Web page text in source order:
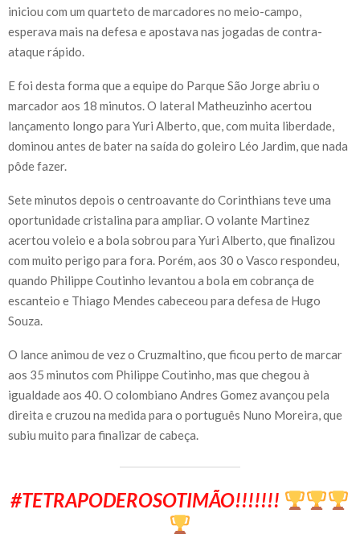
iniciou com um quarteto de marcadores no meio-campo,
esperava mais na defesa e apostava nas jogadas de contra-
ataque rápido.
E foi desta forma que a equipe do Parque São Jorge abriu o
marcador aos 18 minutos. O lateral Matheuzinho acertou
lançamento longo para Yuri Alberto, que, com muita liberdade,
dominou antes de bater na saída do goleiro Léo Jardim, que nada
pôde fazer.
Sete minutos depois o centroavante do Corinthians teve uma
oportunidade cristalina para ampliar. O volante Martinez
acertou voleio e a bola sobrou para Yuri Alberto, que finalizou
com muito perigo para fora. Porém, aos 30 o Vasco respondeu,
quando Philippe Coutinho levantou a bola em cobrança de
escanteio e Thiago Mendes cabeceou para defesa de Hugo
Souza.
O lance animou de vez o Cruzmaltino, que ficou perto de marcar
aos 35 minutos com Philippe Coutinho, mas que chegou à
igualdade aos 40. O colombiano Andres Gomez avançou pela
direita e cruzou na medida para o português Nuno Moreira, que
subiu muito para finalizar de cabeça.
#TETRAPODEROSOTIMÃO!!!!!!!